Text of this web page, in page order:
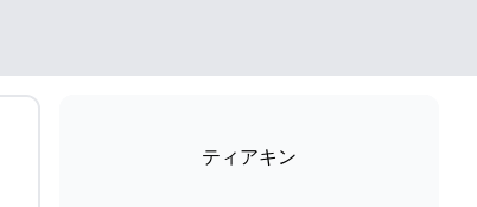
ティアキン